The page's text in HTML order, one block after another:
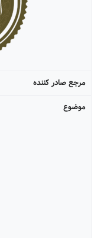
مرجع صادر کننده
موضوع